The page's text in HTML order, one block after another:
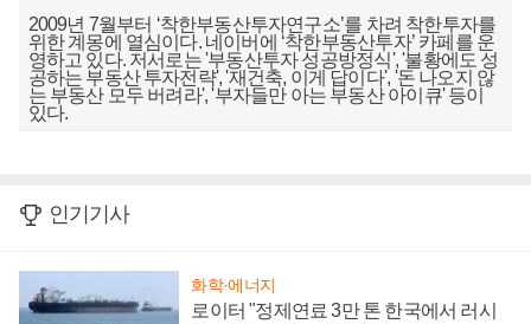
2009년 7월부터 ‘착한부동산투자연구소’를 차려 착한투자를
위한 계몽에 열심이다. 네이버에 ‘착한부동산투자’ 카페를 운
영하고 있다. 저서로는 '부동산투자 성공방정식', '불황에도 성
공하는 부동산 투자전략', '재건축, 이게 답이다', '돈 나오지 않
는 부동산 모두 버려라', '부자들만 아는 부동산 아이큐' 등이
있다.
인기기사
화학·에너지
로이터 "정제연료 3만 톤 한국에서 러시